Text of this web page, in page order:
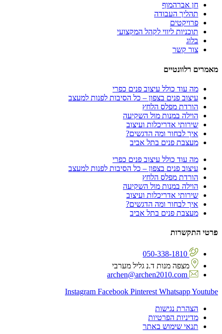
חן אברהמוף
תהליך העבודה
פרויקטים
תוכניות ליווי לקהל המקצועי
בלוג
צור קשר
מאמרים רלוונטיים
מה עוד כולל עיצוב פנים כפרי
עיצוב פנים בצפון – כל הסיבות לפנות למעצב
הורדת מפלס הלחץ
הוילה במנות מול השקיעה
שירותי אדריכלות ועיצוב
איך לבחור ומה הדגשים?
מעצבת פנים בתל אביב
מה עוד כולל עיצוב פנים כפרי
עיצוב פנים בצפון – כל הסיבות לפנות למעצב
הורדת מפלס הלחץ
הוילה במנות מול השקיעה
שירותי אדריכלות ועיצוב
איך לבחור ומה הדגשים?
מעצבת פנים בתל אביב
פרטי התקשרות
050-338-1810
מצפה מנות ד.נ גליל מערבי
archen@archen2010.com
Instagram Facebook Pinterest WhatsappYoutube
הצהרת נגישות
מדיניות הפרטיות
תנאי שימוש באתר